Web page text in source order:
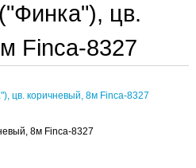
цв.
Finca-8327
8м Finca-8327